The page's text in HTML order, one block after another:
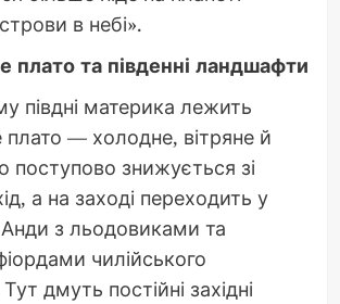
в небі».
плато та південні ландшафти
півдні материка лежить
плато — холодне, вітряне й
поступово знижується зі
а на заході переходить у
Анди з льодовиками та
чилійського
дмуть постійні західні